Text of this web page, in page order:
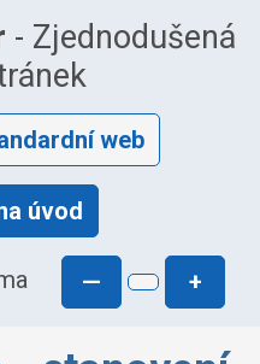
- Zjednodušená
web
úvod
— +